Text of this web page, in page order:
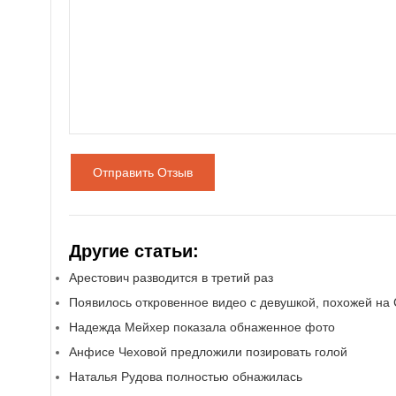
Отправить Отзыв
Другие статьи:
Арестович разводится в третий раз
Появилось откровенное видео с девушкой, похожей на
Надежда Мейхер показала обнаженное фото
Анфисе Чеховой предложили позировать голой
Наталья Рудова полностью обнажилась